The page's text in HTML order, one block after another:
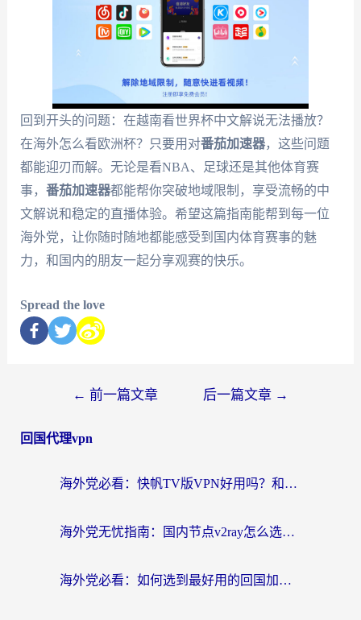
回到开头的问题：在越南看世界杯中文解说无法播放？
在海外怎么看欧洲杯？只要用对番茄加速器，这些问题
都能迎刃而解。无论是看NBA、足球还是其他体育赛
事， 番茄加速器都能帮你突破地域限制，享受流畅的中
文解说和稳定的直播体验。希望这篇指南能帮到每一位
海外党，让你随时随地都能感受到国内体育赛事的魅
力，和国内的朋友一起分享观赛的快乐。
Spread the love
← 前一篇文章 后一篇文章 →
回国代理vpn
海外党必看：快帆TV版VPN好用吗？和快游VPN对比哪个回国效果更好？附实用避坑指南
海外党无忧指南：国内节点v2ray怎么选？一键回国VPN+多场景实测帮你避坑
海外党必看：如何选到最好用的回国加速器？从节点到售后的全维度指南